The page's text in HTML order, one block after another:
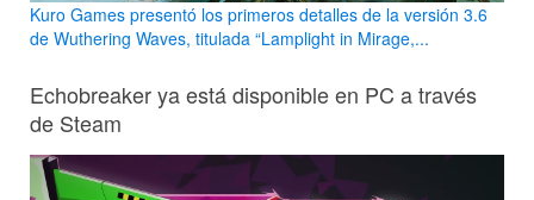
Kuro Games presentó los primeros detalles de la versión 3.6
de Wuthering Waves, titulada “Lamplight in Mirage,...
Echobreaker ya está disponible en PC a través
de Steam